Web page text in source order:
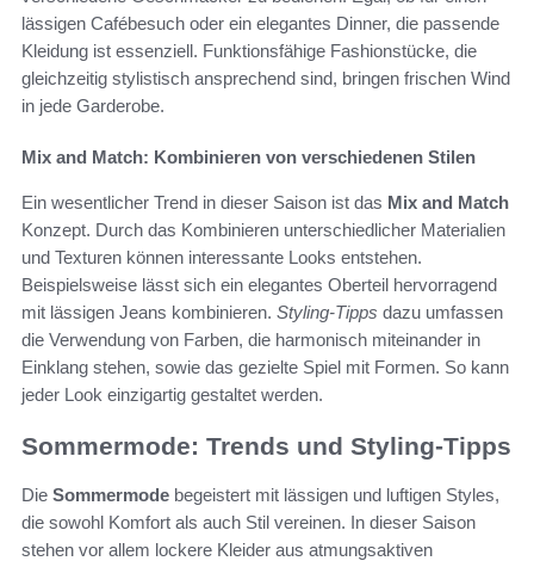
lässigen Cafébesuch oder ein elegantes Dinner, die passende
Kleidung ist essenziell. Funktionsfähige Fashionstücke, die
gleichzeitig stylistisch ansprechend sind, bringen frischen Wind
in jede Garderobe.
Mix and Match: Kombinieren von verschiedenen Stilen
Ein wesentlicher Trend in dieser Saison ist das Mix and Match
Konzept. Durch das Kombinieren unterschiedlicher Materialien
und Texturen können interessante Looks entstehen.
Beispielsweise lässt sich ein elegantes Oberteil hervorragend
mit lässigen Jeans kombinieren. Styling-Tipps dazu umfassen
die Verwendung von Farben, die harmonisch miteinander in
Einklang stehen, sowie das gezielte Spiel mit Formen. So kann
jeder Look einzigartig gestaltet werden.
Sommermode: Trends und Styling-Tipps
Die Sommermode begeistert mit lässigen und luftigen Styles,
die sowohl Komfort als auch Stil vereinen. In dieser Saison
stehen vor allem lockere Kleider aus atmungsaktiven